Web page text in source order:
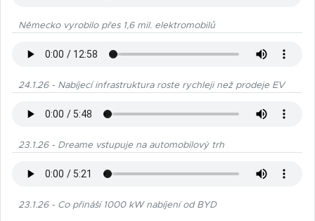
Německo vyrobilo přes 1,6 mil. elektromobilů
24.1.26 - Nabíjecí infrastruktura roste rychleji než prodeje EV
23.1.26 - Dreame vstupuje na automobilový trh
23.1.26 - Co přináší 1000 kW nabíjení od BYD